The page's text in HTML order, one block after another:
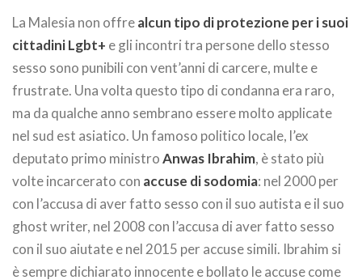
La Malesia non offrealcun tipo di protezione per i suoi
cittadini Lgbt+ e gli incontri tra persone dello stesso
sesso sono punibili con vent’anni di carcere, multe e
frustrate. Una volta questo tipo di condanna era raro,
ma da qualche anno sembrano essere molto applicate
nel sud est asiatico. Un famoso politico locale, l’ex
deputato primo ministroAnwas Ibrahim, è stato più
volte incarcerato con accuse di sodomia: nel 2000 per
con l’accusa di aver fatto sesso con il suo autista e il suo
ghost writer, nel 2008 con l’accusa di aver fatto sesso
con il suo aiutate e nel 2015 per accuse simili. Ibrahim si
è sempre dichiarato innocente e bollato le accuse come